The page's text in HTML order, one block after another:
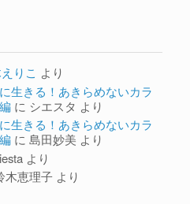
りこ より
生きる！あきらめないカラ
に シエスタ より
生きる！あきらめないカラ
に 島田妙美 より
より
木恵理子より